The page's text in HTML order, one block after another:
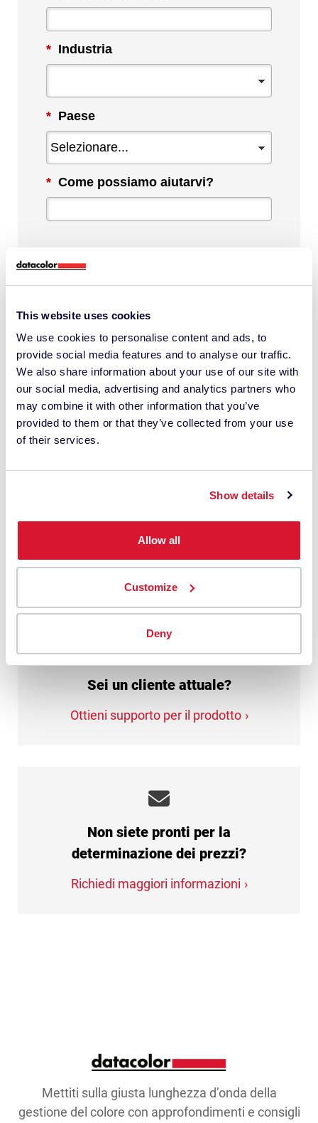
This website uses cookies
We use cookies to personalise content and ads, to
provide social media features and to analyse our traffic.
We also share information about your use of our site with
our social media, advertising and analytics partners who
may combine it with other information that you’ve
provided to them or that they’ve collected from your use
of their services.
Show details
Allow all
Customize
Deny
Sei un cliente attuale?
Ottieni supporto per il prodotto
Non siete pronti per la
determinazione dei prezzi?
Richiedi maggiori informazioni
* Industria
* Paese
* Come possiamo aiutarvi?
Selezionando questa casella, accetto di
contenuti, prodotti e servizi rilevanti.
Posso annullare l'iscrizione in qualsiasi
momento.
*
Sono consapevole che Datacolor tratta i
miei dati personali con questa richiesta.
terzi. Ho letto l'informativa sulla
Mettiti sulla giusta lunghezza d’onda della
gestione del colore con approfondimenti e consigli